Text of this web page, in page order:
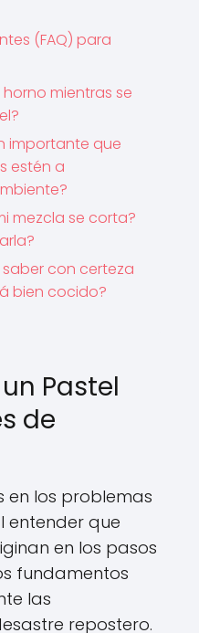
(FAQ) para
horno mientras se
importante que
estén a
mezcla se corta?
con certeza
bien cocido?
Pastel
de
en los problemas
entender que
en los pasos
fundamentos
las
repostero.